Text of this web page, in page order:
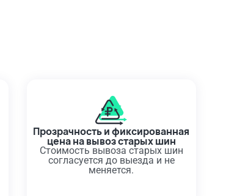
Прозрачность и фиксированная
цена на вывоз старых шин
Стоимость вывоза старых шин
согласуется до выезда и не
меняется.